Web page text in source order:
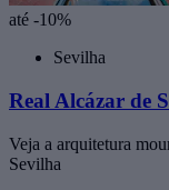
até -10%
Sevilha
Real Alcázar de
Veja a arquitetura
Sevilha